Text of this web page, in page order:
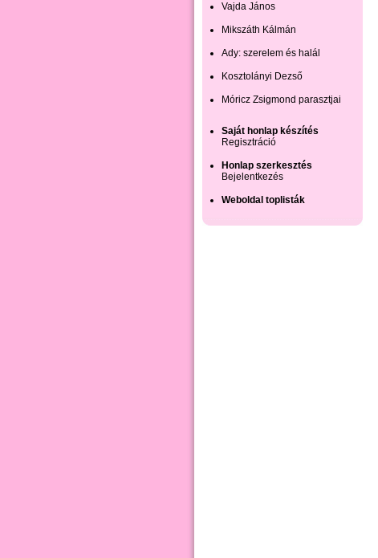
Vajda János
Mikszáth Kálmán
Ady: szerelem és halál
Kosztolányi Dezső
Móricz Zsigmond parasztjai
Saját honlap készítés
Regisztráció
Honlap szerkesztés
Bejelentkezés
Weboldal toplisták